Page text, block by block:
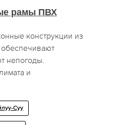
рамы ПВХ
конструкции из
непогоды.
и
Суу